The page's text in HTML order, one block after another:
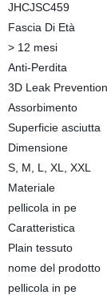
JHCJSC459
Fascia Di Età
> 12 mesi
Anti-Perdita
3D Leak
Assorbimento
Superficie asciutta
Dimensione
S, M, L, XL, XXL
Materiale
pellicola in pe
Caratteristica
Plain tessuto
nome del prodotto
pellicola in pe